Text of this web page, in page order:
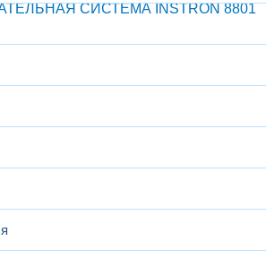
СИСТЕМА INSTRON 8801​